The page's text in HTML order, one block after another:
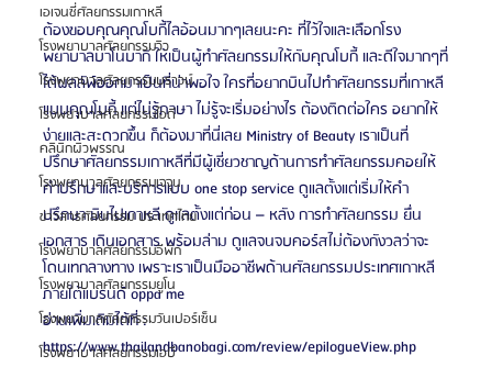
เอเจนซี่ศัลยกรรมเกาหลี
โรงพยาบาลศัลยกรรมวิว
โรงพยาบาลศัลยกรรมบราวน์
โรงพยาบาลศัลยกรรมไอดี
คลินิกผิวพรรณ
โรงพยาบาลศัลยกรรมเจจุน
ข่าวสารศัลยกรรม ประเทศไทย
โรงพยาบาลศัลยกรรมอีพิก
โรงพยาบาลศัลยกรรมยูโน
โรงพยาบาลศัลยกรรมวันเปอร์เซ็น
โรงพยาบาลศัลยกรรมเอบี
ต้องขอบคุณคุณโบกี้ไลอ้อนมากๆเลยนะคะ ที่ไว้ใจและเลือกโรง
พยาบาลบาโนบากิ ให้เป็นผู้ทำศัลยกรรมให้กับคุณโบกี้ และดีใจมากๆที่
ได้ผลลัพ์ออกมาเป็นที่น่าพอใจ ใครที่อยากบินไปทำศัลยกรรมที่เกาหลี
แบบคุณโบกี้ แต่ไม่รู้ภาษา ไม่รู้จะเริ่มอย่างไร ต้องติดต่อใคร อยากให้
ง่ายและสะดวกขึ้น ก็ต้องมาที่นี่เลย Ministry of Beauty เราเป็นที่
ปรึกษาศัลยกรรมเกาหลีที่มีผู้เชี่ยวชาญด้านการทำศัลยกรรมคอยให้
คำปรึกษาและบริการแบบ one stop service ดูแลตั้งแต่เริ่มให้คำ
ปรึกษา บินไปเกาหลี ดูแลตั้งแต่ก่อน – หลัง การทำศัลยกรรม ยื่น
เอกสาร เดินเอกสาร พร้อมล่าม ดูแลจนจบคอร์สไม่ต้องกังวลว่าจะ
โดนเทกลางทาง เพราะเราเป็นมืออาชีพด้านศัลยกรรมประเทศเกาหลี
ภายใต้แบรนด์ oppa me
อ่านเพิ่มเติมได้ที่ :
https://www.thailandbanobagi.com/review/epilogueView.php